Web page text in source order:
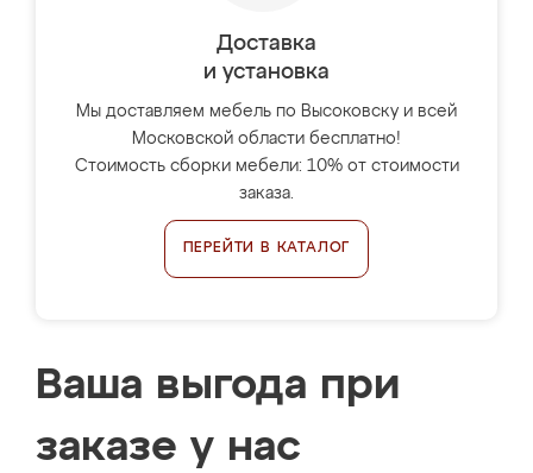
Доставка
и установка
Мы доставляем мебель по Высоковску и всей
Московской области бесплатно!
Стоимость сборки мебели: 10% от стоимости
заказа.
ПЕРЕЙТИ В КАТАЛОГ
Ваша выгода при
заказе у нас